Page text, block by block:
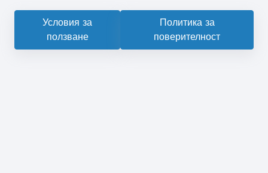
Условия за
ползване
Политика за
поверителност